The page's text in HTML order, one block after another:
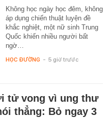
Không học ngày học đêm, không
áp dụng chiến thuật luyện đề
khắc nghiệt, một nữ sinh Trung
Quốc khiến nhiều người bất
ngờ…
HỌC ĐƯỜNG - 5 giờ trước
tử vong vì ung thư
thẳng: Bỏ ngay 3